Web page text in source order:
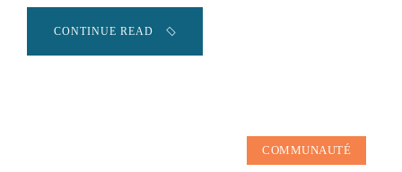
CONTINUE READ
COMMUNAUTÉ